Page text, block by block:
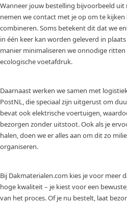
Wanneer jouw bestelling bijvoorbeeld
nemen we contact met je op om te
combineren. Soms betekent dit dat we
in één keer kan worden geleverd in
manier minimaliseren we onnodige
ecologische voetafdruk.
Daarnaast werken we samen met
PostNL, die speciaal zijn uitgerust om
bevat ook elektrische voertuigen,
bezorgen zonder uitstoot. Ook als je
halen, doen we er alles aan om dit zo
organiseren.
Bij Dakmaterialen.com kies je voor meer
hoge kwaliteit – je kiest voor een
van het proces. Of je nu bestelt, laat